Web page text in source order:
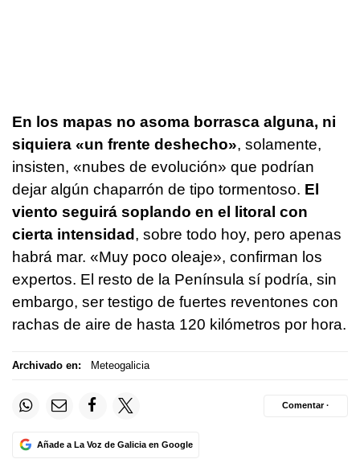
En los mapas no asoma borrasca alguna, ni
siquiera «un frente deshecho», solamente,
insisten, «nubes de evolución» que podrían
dejar algún chaparrón de tipo tormentoso. El
viento seguirá soplando en el litoral con
cierta intensidad, sobre todo hoy, pero apenas
habrá mar. «Muy poco oleaje», confirman los
expertos. El resto de la Península sí podría, sin
embargo, ser testigo de fuertes reventones con
rachas de aire de hasta 120 kilómetros por hora.
Archivado en: Meteogalicia
Añade a La Voz de Galicia en Google
Comentar ·